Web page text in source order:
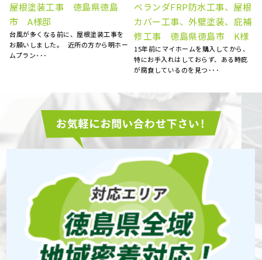
屋根葺き替え工事 瓦屋根か
ら金属屋根へ 雨漏り修理
徳島県徳島市 S様
台風のあと、雨の日に雨漏りして、ホ
ームページで探して電話しました。 見
外壁塗装工事 徳島県吉野川
市 S様邸
以前から、外壁の劣化が気になってお
り、塗り替えを考えてました。 たくさ
んの業者がある中で、ど･･･